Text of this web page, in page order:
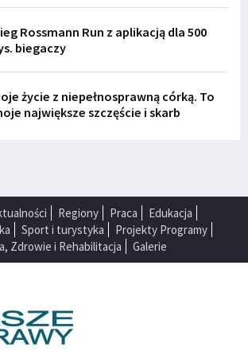
Rossmann Run z aplikacją dla 500
biegaczy
życie z niepełnosprawną córką. To
największe szczęście i skarb
Regiony Praca
Edukacja
Sport i turystyka
Projekty Programy
Zdrowie i Rehabilitacja
Galerie